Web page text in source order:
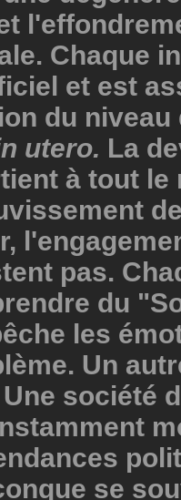
Chaque
et est
du
utero. La
à tout le
pas.
du
les
Un
société
se